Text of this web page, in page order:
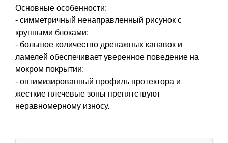
Основные особенности:
- симметричный ненаправленный рисунок с
крупными блоками;
- большое количество дренажных канавок и
ламелей обеспечивает уверенное поведение на
мокром покрытии;
- оптимизированный профиль протектора и
жесткие плечевые зоны препятствуют
неравномерному износу.